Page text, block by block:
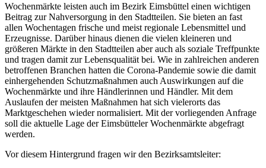
Wochenmärkte leisten auch im Bezirk Eimsbüttel einen wichtigen
Beitrag zur Nahversorgung in den Stadtteilen. Sie bieten an fast
allen Wochentagen frische und meist regionale Lebensmittel und
Erzeugnisse. Darüber hinaus dienen die vielen kleineren und
größeren Märkte in den Stadtteilen aber auch als soziale Treffpunkte
und tragen damit zur Lebensqualität bei. Wie in zahlreichen anderen
betroffenen Branchen hatten die Corona-Pandemie sowie die damit
einhergehenden Schutzmaßnahmen auch Auswirkungen auf die
Wochenmärkte und ihre Händlerinnen und Händler. Mit dem
Auslaufen der meisten Maßnahmen hat sich vielerorts das
Marktgeschehen wieder normalisiert. Mit der vorliegenden Anfrage
soll die aktuelle Lage der Eimsbütteler Wochenmärkte abgefragt
werden.
Vor diesem Hintergrund fragen wir den Bezirksamtsleiter: